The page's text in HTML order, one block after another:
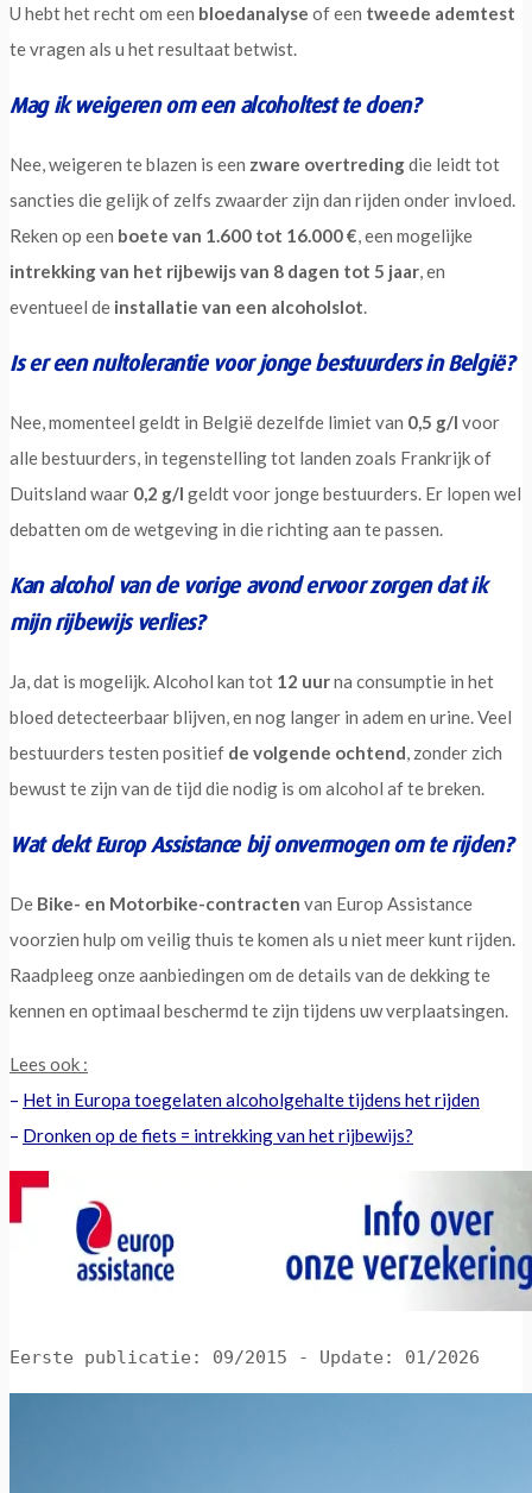
U hebt het recht om een bloedanalyse of een tweede ademtest
te vragen als u het resultaat betwist.
Mag ik weigeren om een alcoholtest te doen?
Nee, weigeren te blazen is een zware overtredingdie leidt tot
sancties die gelijk of zelfs zwaarder zijn dan rijden onder invloed.
Reken op een boete van 1.600 tot 16.000 €, een mogelijke
intrekking van het rijbewijs van 8 dagen tot 5 jaar, en
eventueel de installatie van een alcoholslot.
Is er een nultolerantie voor jonge bestuurders in België?
Nee, momenteel geldt in België dezelfde limiet van 0,5 g/l voor
alle bestuurders, in tegenstelling tot landen zoals Frankrijk of
Duitsland waar 0,2 g/l geldt voor jonge bestuurders. Er lopen wel
debatten om de wetgeving in die richting aan te passen.
Kan alcohol van de vorige avond ervoor zorgen dat ik
mijn rijbewijs verlies?
Ja, dat is mogelijk. Alcohol kan tot 12 uurna consumptie in het
bloed detecteerbaar blijven, en nog langer in adem en urine. Veel
bestuurders testen positief de volgende ochtend, zonder zich
bewust te zijn van de tijd die nodig is om alcohol af te breken.
Wat dekt Europ Assistance bij onvermogen om te rijden?
De Bike- en Motorbike-contracten van Europ Assistance
voorzien hulp om veilig thuis te komen als u niet meer kunt rijden.
Raadpleeg onze aanbiedingen om de details van de dekking te
kennen en optimaal beschermd te zijn tijdens uw verplaatsingen.
Lees ook :
– Het in Europa toegelaten alcoholgehalte tijdens het rijden
– Dronken op de fiets = intrekking van het rijbewijs?
Eerste publicatie: 09/2015 - Update: 01/2026